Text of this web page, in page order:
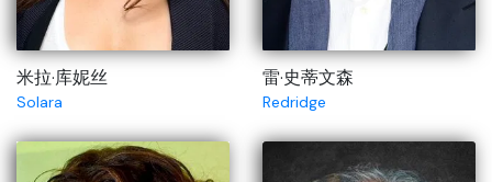
米拉·库妮丝
Solara
雷·史蒂文森
Redridge